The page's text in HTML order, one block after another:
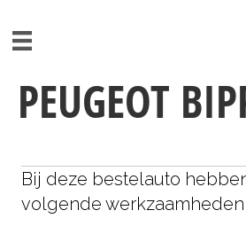
PEUGEOT
Bij deze bestelauto
volgende